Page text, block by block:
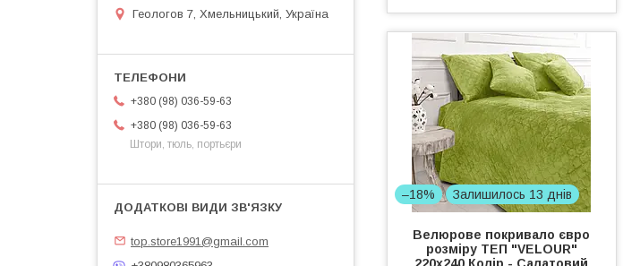
–18% Залишилось 13 днів
Велюрове покривало євро
розміру ТЕП "VELOUR"
220x240 Колір - Салатовий
Геологов 7, Хмельницький, Україна
+380 (98) 036-59-63
+380 (98) 036-59-63
Штори, тюль, портьєри
top.store1991@gmail.com